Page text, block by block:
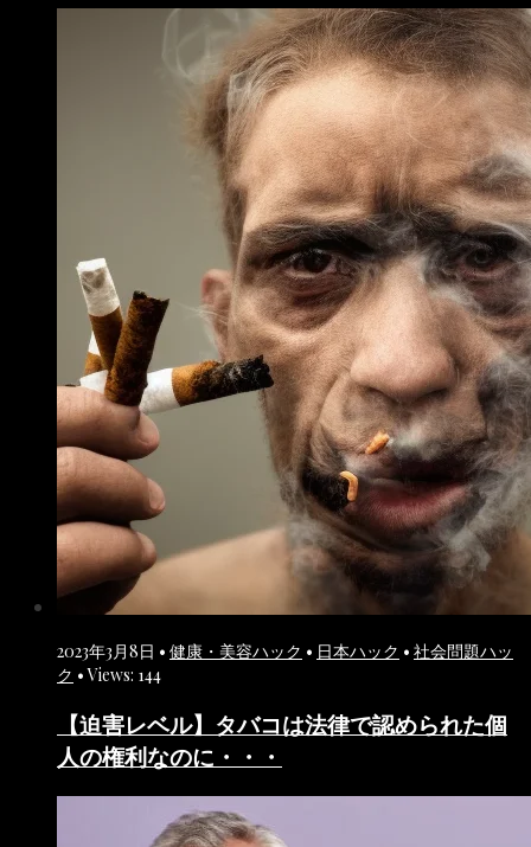
2023年3月8日 • 健康・美容ハック • 日本ハック • 社会問題ハッ
ク •Views: 144
【迫害レベル】タバコは法律で認められた個
人の権利なのに・・・